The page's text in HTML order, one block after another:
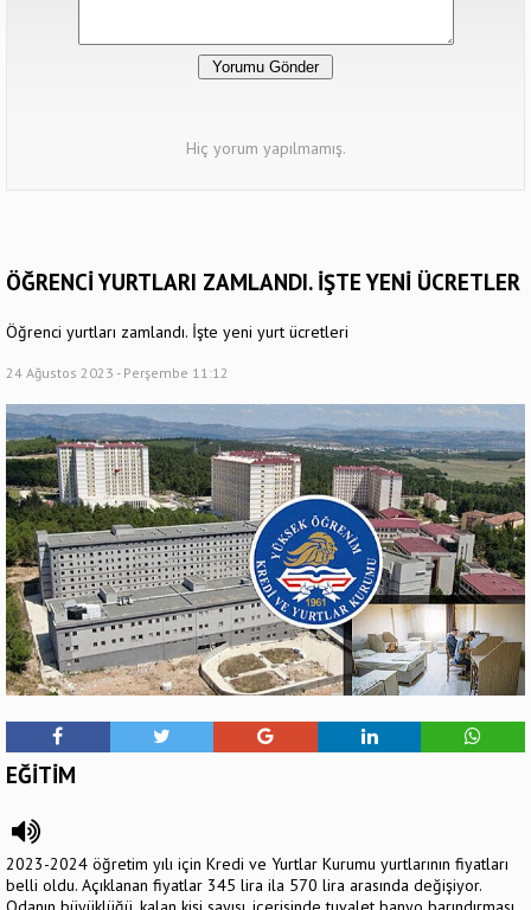
Hiç yorum yapılmamış.
ÖĞRENCİ YURTLARI ZAMLANDI. İŞTE YENİ ÜCRETLER
Öğrenci yurtları zamlandı. İşte yeni yurt ücretleri
24 Ağustos 2023 - Perşembe 11:12
EĞİTİM
2023-2024 öğretim yılı için Kredi ve Yurtlar Kurumu yurtlarının fiyatları
belli oldu. Açıklanan fiyatlar 345 lira ila 570 lira arasında değişiyor.